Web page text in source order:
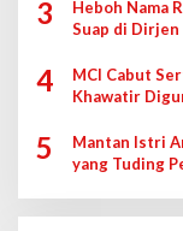
3
Heboh Nama
Suap di Dirjen
4
MCI Cabut
Khawatir
5
Mantan Istri
yang Tuding